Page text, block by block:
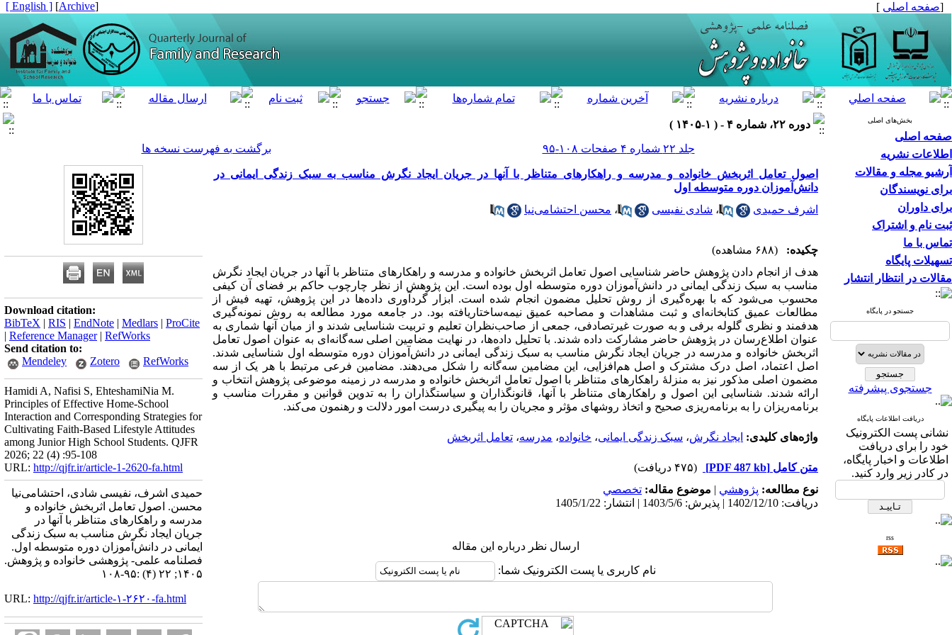
[صفحه اصلی ]
[
Archive
]
[ English ]
بخش‌های اصلی
صفحه اصلی
اطلاعات نشریه
آرشیو مجله و مقالات
برای نویسندگان
برای داوران
ثبت نام و اشتراک
تماس با ما
تسهیلات پایگاه
مقالات در انتظار انتشار
جستجو در پایگاه
جستجوی پیشرفته
دریافت اطلاعات پایگاه
نشانی پست الکترونیک
خود را برای دریافت
اطلاعات و اخبار پایگاه،
در کادر زیر وارد کنید.
rss
دوره ۲۲، شماره ۴ - ( ۱-۱۴۰۵ )
جلد ۲۲ شماره ۴ صفحات ۱۰۸-۹۵
برگشت به فهرست نسخه ها
اصول تعامل اثربخش خانواده و مدرسه و راهکارهای متناظر با آنها در جریان ایجاد نگرش مناسب به سبک زندگی ایمانی در
دانش‌آموزان دوره متوسطه اول
اشرف حمیدی
، شادی نفیسی ، محسن احتشامی‌نیا
چکیده:
(۶۸۸ مشاهده)
هدف از انجام دادن پژوهش حاضر شناسایی اصول تعامل اثربخش خانواده و مدرسه و راهکارهای متناظر با آنها در جریان ایجاد نگرش
مناسب به سبک زندگی ایمانی در دانش‌آموزان دوره متوسطه اول بوده است. این پژوهش از نظر چارچوب حاکم بر فضای آن کیفی
محسوب می‌شود که با بهره‌گیری از روش تحلیل مضمون انجام شده است. ابزار گردآوری داده‌ها در این پژوهش، تهیه فیش از
مطالعات عمیق کتابخانه‌ای و ثبت مشاهدات و مصاحبه عمیق نیمه‌ساختاریافته بود. در جامعه مورد مطالعه به روش نمونه‌گیری
هدفمند و نظری گلوله برفی و به صورت غیرتصادفی، جمعی از صاحب‌نظران تعلیم و تربیت شناسایی شدند و از میان آنها شماری به
عنوان اطلاع‌رسان در پژوهش حاضر مشارکت داده شدند. با تحلیل داده‌ها، در نهایت مضامین اصلی سه‌گانه‌ای به عنوان اصول تعامل
اثربخش خانواده و مدرسه در جریان ایجاد نگرش مناسب به سبک زندگی ایمانی در دانش‌آموزان دوره متوسطه اول شناسایی شدند.
اصل اعتماد، اصل درک مشترک و اصل هم‌افزایی، این مضامین سه‌گانه را شکل می‌دهند. مضامین فرعی مرتبط با هر یک از سه
مضمون اصلی مذکور نیز به منزلۀ راهکار‌های متناظر با اصول تعامل اثربخش خانواده و مدرسه در زمینه موضوعی پژوهش انتخاب و
ارائه شدند. شناسایی این اصول و راهکارهای متناظر با آنها، قانونگذاران و سیاستگذاران را به تدوین قوانین و مقررات مناسب و
برنامه‌ریزان را به برنامه‌ریزی صحیح و اتخاذ روشهای مؤثر و مجریان را به پیگیری درست امور دلالت و رهنمون می‌‌کند.
واژه‌های کلیدی: ایجاد نگرش، سبک زندگی ایمانی، خانواده، مدرسه، تعامل اثربخش
متن کامل [PDF 487 kb]
(۴۷۵ دریافت)
نوع مطالعه: پژوهشي | موضوع مقاله: تخصصي
دریافت: 1402/12/10 | پذیرش: 1403/5/6 | انتشار: 1405/1/22
ارسال نظر درباره این مقاله
نام کاربری یا پست الکترونیک شما:
Download citation:
BibTeX | RIS | EndNote | Medlars | ProCite
| Reference Manager| RefWorks
Send citation to:
Mendeley
Zotero RefWorks
Hamidi A, Nafisi S, EhteshamiNia M.
Principles of Effective Home-School
Interaction and Corresponding Strategies for
Cultivating Faith-Based Lifestyle Attitudes
among Junior High School Students. QJFR
2026; 22 (4) :95-108
URL: http://qjfr.ir/article-1-2620-fa.html
حمیدی اشرف، نفیسی شادی، احتشامی‌نیا
محسن. اصول تعامل اثربخش خانواده و
مدرسه و راهکارهای متناظر با آنها در
جریان ایجاد نگرش مناسب به سبک زندگی
ایمانی در دانش‌آموزان دوره متوسطه اول.
فصلنامه علمی- پژوهشی خانواده و پژوهش.
۱۴۰۵; ۲۲ (۴) :۹۵-۱۰۸
URL: http://qjfr.ir/article-۱-۲۶۲۰-fa.html